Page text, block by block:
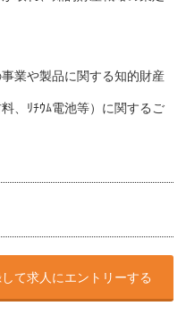
業や製品に関する知的財産
、ﾘﾁｳﾑ電池等）に関するご
て求人にエントリーする